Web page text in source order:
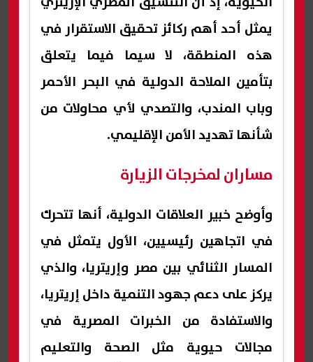
يمثل أحد أهم ركائز تحقيق الاستقرار في
هذه المنطقة، لا سيما فيما يتعلق
بتأمين الملاحة الدولية في البحر الأحمر
وباب المندب، والتصدي لأي محاولات من
شأنها تهديد الأمن الإقليمي.
مساران لمخرجات الزيارة
وأوضح خبير العلاقات الدولية، أنها تتحرك
في اتجاهين رئيسيين، الأول يتمثل في
المسار الثنائي بين مصر وإريتريا، والذي
يركز على دعم جهود التنمية داخل إريتريا،
والاستفادة من الخبرات المصرية في
مجالات حيوية مثل الصحة والتعليم